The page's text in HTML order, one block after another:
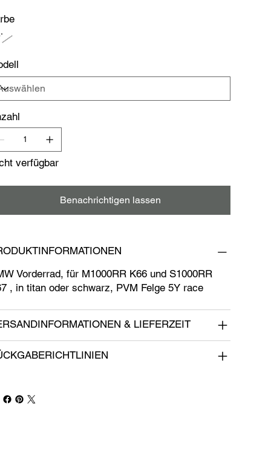
verfügbar
Benachrichtigen lassen
Vorderrad, für M1000RR K66 und S1000RR
, in titan oder schwarz, PVM Felge 5Y race
& LIEFERZEIT